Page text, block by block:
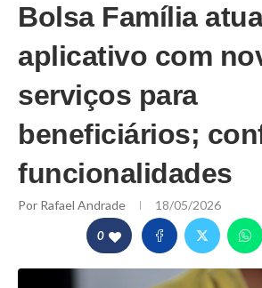
Bolsa Família
aplicativo com
serviços para
beneficiários;
funcionalidades
Por Rafael Andrade 18/05/2026
0